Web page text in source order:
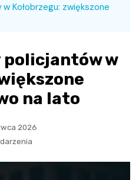
Kołobrzegu: zwiększone
policjantów w
na lato
2026